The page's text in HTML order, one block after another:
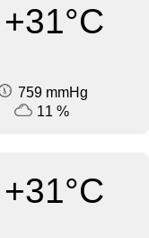
+31°C
759 mmHg
11 %
+31°C